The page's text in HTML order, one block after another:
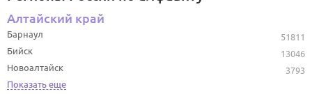
Алтайский край
51811
Барнаул
13046
Бийск
3793
Новоалтайск
Показать еще